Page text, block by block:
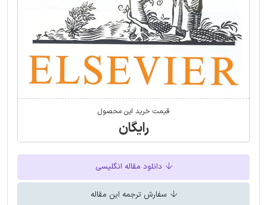
قیمت خرید این محصول
رایگان
دانلود مقاله انگلیسی
سفارش ترجمه این مقاله